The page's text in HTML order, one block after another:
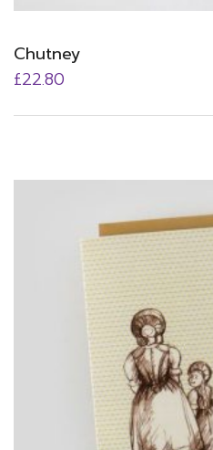
Chutney
£22.80